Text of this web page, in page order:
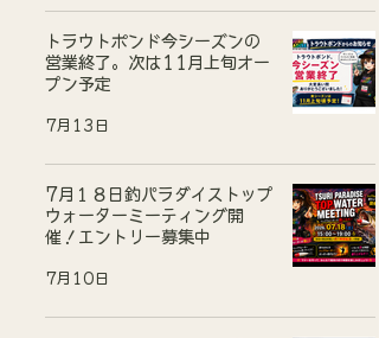
トラウトポンド今シーズンの
営業終了。次は11月上旬オー
プン予定
7月13日
7月１８日釣パラダイストップ
ウォーターミーティング開
催！エントリー募集中
7月10日